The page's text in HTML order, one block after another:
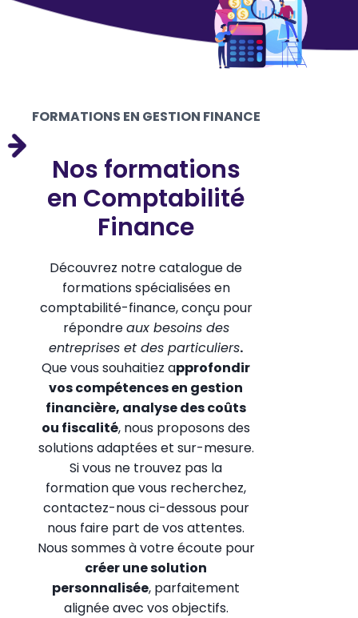
FORMATIONS EN GESTION FINANCE
Nos formations
en Comptabilité
Finance
Découvrez notre catalogue de
formations spécialisées en
comptabilité-finance, conçu pour
répondreaux besoins des
entreprises et des particuliers.
Que vous souhaitiez approfondir
vos compétences en gestion
financière, analyse des coûts
ou fiscalité, nous proposons des
solutions adaptées et sur-mesure.
Si vous ne trouvez pas la
formation que vous recherchez,
contactez-nous ci-dessous pour
nous faire part de vos attentes.
Nous sommes à votre écoute pour
créer une solution
personnalisée, parfaitement
alignée avec vos objectifs.